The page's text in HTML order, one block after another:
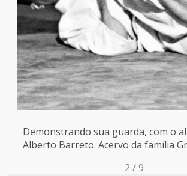
Demonstrando sua guarda, com o
Alberto Barreto. Acervo da família
3 /9